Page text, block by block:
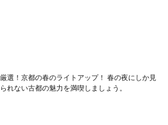
厳選！京都の春のライトアップ！ 春の夜にしか見
られない古都の魅力を満喫しましょう。